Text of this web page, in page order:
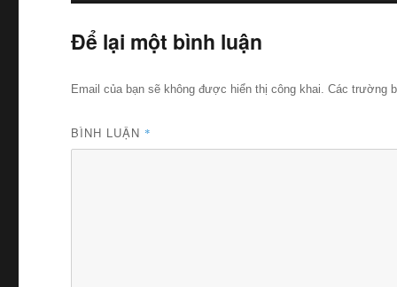
Để lại một bình luận
Email của bạn sẽ không được hiển thị công khai. Các trường
BÌNH LUẬN *